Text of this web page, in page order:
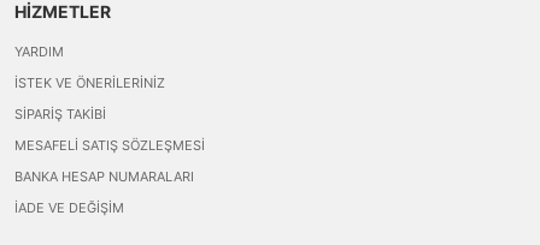
HİZMETLER
YARDIM
İSTEK VE ÖNERILERINIZ
SIPARIŞ TAKIBI
MESAFELI SATIŞ SÖZLEŞMESI
BANKA HESAP NUMARALARI
İADE VE DEĞIŞIM